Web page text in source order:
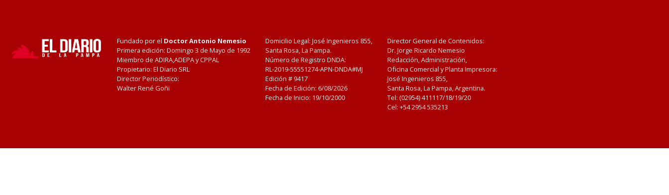
Fundado por el Doctor Antonio Nemesio
Primera edición: Domingo 3 de Mayo de 1992
Miembro de ADIRA,ADEPA y CPPAL
Propietario: El Diario SRL
Director Periodístico:
Walter René Goñi
Domicilio Legal: José Ingenieros 855,
Santa Rosa, La Pampa.
Número de Registro DNDA:
RL-2019-55551274-APN-DNDA#MJ
Edición # 9417
Fecha de Edición: 6/08/2026
Fecha de Inicio: 19/10/2000
Director General de Contenidos:
Dr. Jorge Ricardo Nemesio
Redacción, Administración,
Oficina Comercial y Planta Impresora:
José Ingenieros 855,
Santa Rosa, La Pampa, Argentina.
Tel: (02954) 411117/18/19/20
Cel: +54 2954 535213